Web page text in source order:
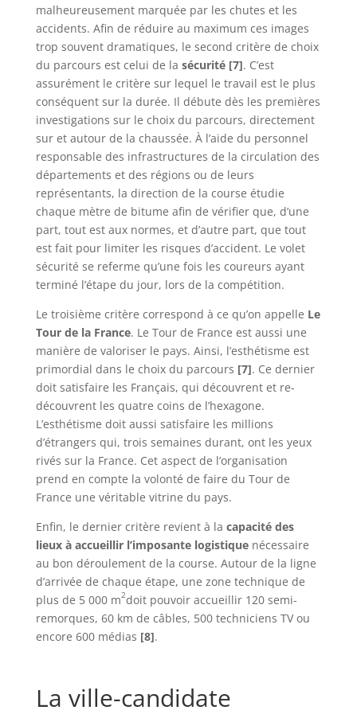
malheureusement marquée par les chutes et les
accidents. Afin de réduire au maximum ces images
trop souvent dramatiques, le second critère de choix
du parcours est celui de la sécurité [7]. C’est
assurément le critère sur lequel le travail est le plus
conséquent sur la durée. Il débute dès les premières
investigations sur le choix du parcours, directement
sur et autour de la chaussée. À l’aide du personnel
responsable des infrastructures de la circulation des
départements et des régions ou de leurs
représentants, la direction de la course étudie
chaque mètre de bitume afin de vérifier que, d’une
part, tout est aux normes, et d’autre part, que tout
est fait pour limiter les risques d’accident. Le volet
sécurité se referme qu’une fois les coureurs ayant
terminé l’étape du jour, lors de la compétition.
Le troisième critère correspond à ce qu’on appelle Le
Tour de la France. Le Tour de France est aussi une
manière de valoriser le pays. Ainsi, l’esthétisme est
primordial dans le choix du parcours [7]. Ce dernier
doit satisfaire les Français, qui découvrent et re-
découvrent les quatre coins de l’hexagone.
L’esthétisme doit aussi satisfaire les millions
d’étrangers qui, trois semaines durant, ont les yeux
rivés sur la France. Cet aspect de l’organisation
prend en compte la volonté de faire du Tour de
France une véritable vitrine du pays.
Enfin, le dernier critère revient à la capacité des
lieux à accueillir l’imposante logistiquenécessaire
au bon déroulement de la course. Autour de la ligne
d’arrivée de chaque étape, une zone technique de
plus de 5 000 m2doit pouvoir accueillir 120 semi-
remorques, 60 km de câbles, 500 techniciens TV ou
encore 600 médias [8].
La ville-candidate